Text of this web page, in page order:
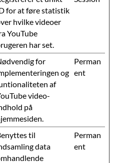
for at føre statistik
hvilke videoer
YouTube
har set.
for
og
af
video-
på
Perman
ent
til
data
Perman
ent